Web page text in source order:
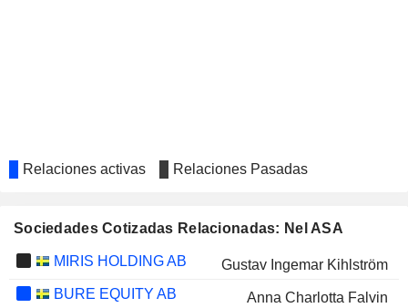
Relaciones activas Relaciones Pasadas
Sociedades Cotizadas Relacionadas: Nel ASA
MIRIS HOLDING AB
Gustav Ingemar Kihlström
BURE EQUITY AB
Anna Charlotta Falvin